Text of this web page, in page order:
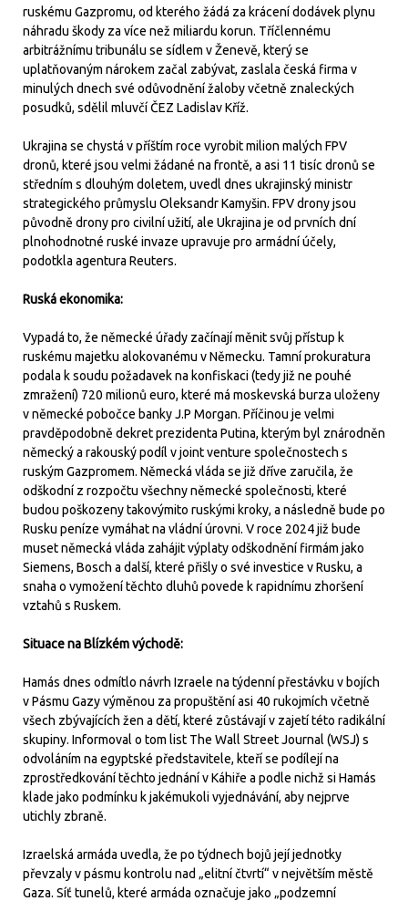
ruskému Gazpromu, od kterého žádá za krácení dodávek plynu
náhradu škody za více než miliardu korun. Tříčlennému
arbitrážnímu tribunálu se sídlem v Ženevě, který se
uplatňovaným nárokem začal zabývat, zaslala česká firma v
minulých dnech své odůvodnění žaloby včetně znaleckých
posudků, sdělil mluvčí ČEZ Ladislav Kříž.
Ukrajina se chystá v příštím roce vyrobit milion malých FPV
dronů, které jsou velmi žádané na frontě, a asi 11 tisíc dronů se
středním s dlouhým doletem, uvedl dnes ukrajinský ministr
strategického průmyslu Oleksandr Kamyšin. FPV drony jsou
původně drony pro civilní užití, ale Ukrajina je od prvních dní
plnohodnotné ruské invaze upravuje pro armádní účely,
podotkla agentura Reuters.
Ruská ekonomika:
Vypadá to, že německé úřady začínají měnit svůj přístup k
ruskému majetku alokovanému v Německu. Tamní prokuratura
podala k soudu požadavek na konfiskaci (tedy již ne pouhé
zmražení) 720 milionů euro, které má moskevská burza uloženy
v německé pobočce banky J.P Morgan. Příčinou je velmi
pravděpodobně dekret prezidenta Putina, kterým byl znárodněn
německý a rakouský podíl v joint venture společnostech s
ruským Gazpromem. Německá vláda se již dříve zaručila, že
odškodní z rozpočtu všechny německé společnosti, které
budou poškozeny takovýmito ruskými kroky, a následně bude po
Rusku peníze vymáhat na vládní úrovni. V roce 2024 již bude
muset německá vláda zahájit výplaty odškodnění firmám jako
Siemens, Bosch a další, které přišly o své investice v Rusku, a
snaha o vymožení těchto dluhů povede k rapidnímu zhoršení
vztahů s Ruskem.
Situace na Blízkém východě:
Hamás dnes odmítlo návrh Izraele na týdenní přestávku v bojích
v Pásmu Gazy výměnou za propuštění asi 40 rukojmích včetně
všech zbývajících žen a dětí, které zůstávají v zajetí této radikální
skupiny. Informoval o tom list The Wall Street Journal (WSJ) s
odvoláním na egyptské představitele, kteří se podílejí na
zprostředkování těchto jednání v Káhiře a podle nichž si Hamás
klade jako podmínku k jakémukoli vyjednávání, aby nejprve
utichly zbraně.
Izraelská armáda uvedla, že po týdnech bojů její jednotky
převzaly v pásmu kontrolu nad „elitní čtvrtí“ v největším městě
Gaza. Síť tunelů, které armáda označuje jako „podzemní